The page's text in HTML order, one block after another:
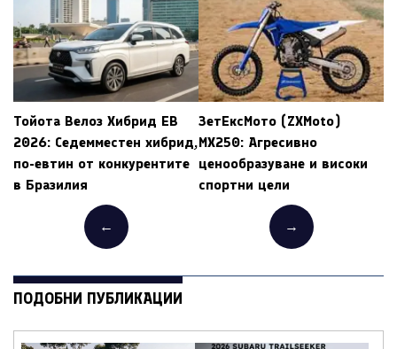
Тойота Велоз Хибрид ЕВ
2026: Седемместен хибрид,
по-евтин от конкурентите
в Бразилия
←
ЗетЕксМото (ZXMoto)
MX250: Агресивно
ценообразуване и високи
спортни цели
→
ПОДОБНИ ПУБЛИКАЦИИ